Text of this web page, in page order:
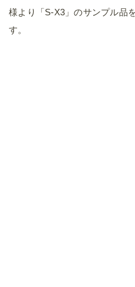
様より「S-X3」のサンプル品
す。